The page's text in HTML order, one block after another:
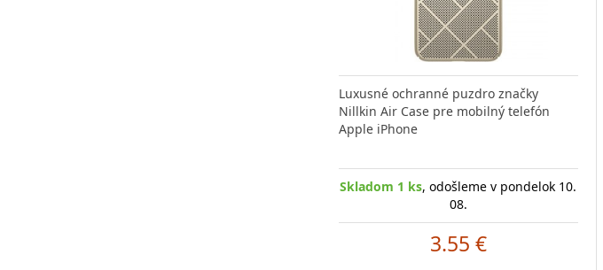
Luxusné ochranné puzdro značky
Nillkin Air Case pre mobilný telefón
Apple iPhone
Skladom 1 ks, odošleme v pondelok 10.
08.
3.55 €